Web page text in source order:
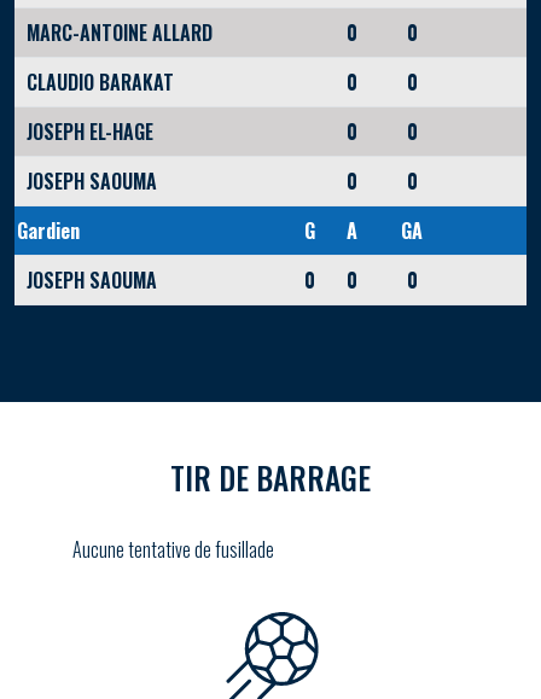
MARC-ANTOINE ALLARD
0
0
CLAUDIO BARAKAT
0
0
JOSEPH EL-HAGE
0
0
JOSEPH SAOUMA
0
0
Gardien
G A
GA
JOSEPH SAOUMA
0 0 0
TIR DE BARRAGE
Aucune tentative de fusillade